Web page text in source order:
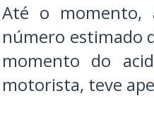
Até o momento,
número estimado
momento do
motorista, teve